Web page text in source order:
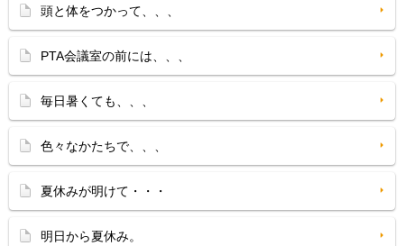
頭と体をつかって、、、
PTA会議室の前には、、、
毎日暑くても、、、
色々なかたちで、、、
夏休みが明けて・・・
明日から夏休み。